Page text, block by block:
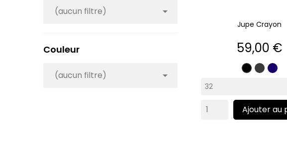
(aucun filtre) 
Couleur
(aucun filtre) 
Jupe Crayon
Prix
59,00 €
NoirGris
Ajouter au